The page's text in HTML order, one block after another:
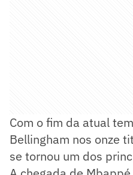
Com o fim da atual
Bellingham nos onze
se tornou um dos